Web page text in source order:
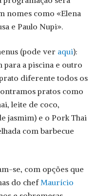
nomes como «Elena
e Paulo Nupi».
(pode ver aqui):
para a piscina e outro
diferente todos os
pratos como
leite de coco,
jasmim) e o Pork Thai
com barbecue
se, com opções que
do chef Maurício